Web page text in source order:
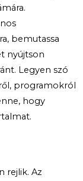
bemutassa
nyújtson
Legyen szó
programokról
hogy
rejlik. Az